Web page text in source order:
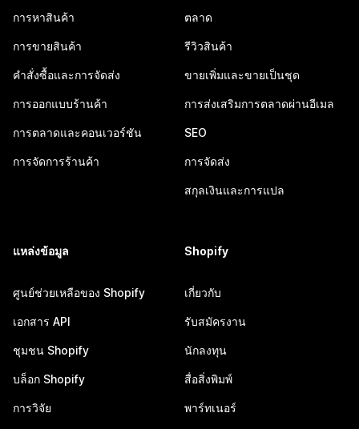
การหาสินค้า
การขายสินค้า
คำสั่งซื้อและการจัดส่ง
การออกแบบร้านค้า
การตลาดและคอนเวอร์ชัน
การจัดการร้านค้า
ตลาด
รีวิวสินค้า
ขายเพิ่มและขายเป็นชุด
การส่งเสริมการตลาดผ่านอีเมล
SEO
การจัดส่ง
สกุลเงินและการแปล
แหล่งข้อมูล
ศูนย์ช่วยเหลือของ Shopify
เอกสาร API
ชุมชน Shopify
บล็อก Shopify
การวิจัย
Shopify
เกี่ยวกับ
รับสมัครงาน
นักลงทุน
สื่อสิ่งพิมพ์
พาร์ทเนอร์